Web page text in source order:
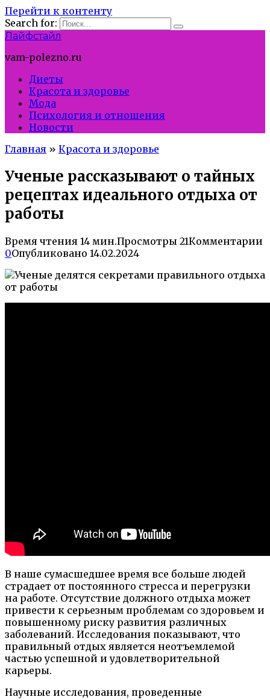
Перейти к контенту
Search for:
Лайфстайл
vam-polezno.ru
Диеты
Красота и здоровье
Мода
Психология и отношения
Новости
Главная » Красота и здоровье
Ученые рассказывают о тайных
рецептах идеального отдыха от
работы
Время чтения 14 мин.Просмотры 21Комментарии
0Опубликовано 14.02.2024
В наше сумасшедшее время все больше людей
страдает от постоянного стресса и перегрузки
на работе. Отсутствие должного отдыха может
привести к серьезным проблемам со здоровьем и
повышенному риску развития различных
заболеваний. Исследования показывают, что
правильный отдых является неотъемлемой
частью успешной и удовлетворительной
карьеры.
Научные исследования, проведенные